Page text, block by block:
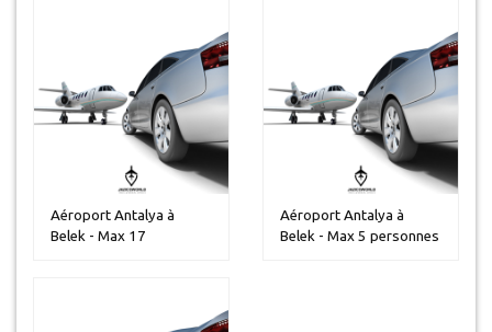
Aéroport Antalya à
Belek - Max 17
Aéroport Antalya à
Belek - Max 5 personnes